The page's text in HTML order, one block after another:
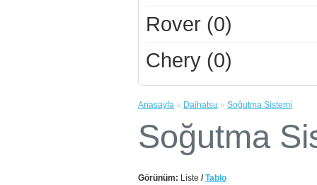
Rover (0)
Chery (0)
Anasayfa » Daihatsu » Soğutma Sistemi
Soğutma
Görünüm: Liste / Tablo